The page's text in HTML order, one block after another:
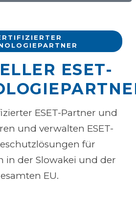
ESET-
ESET-Partner und
und verwalten ESET-
für
in der Slowakei und der
EU.